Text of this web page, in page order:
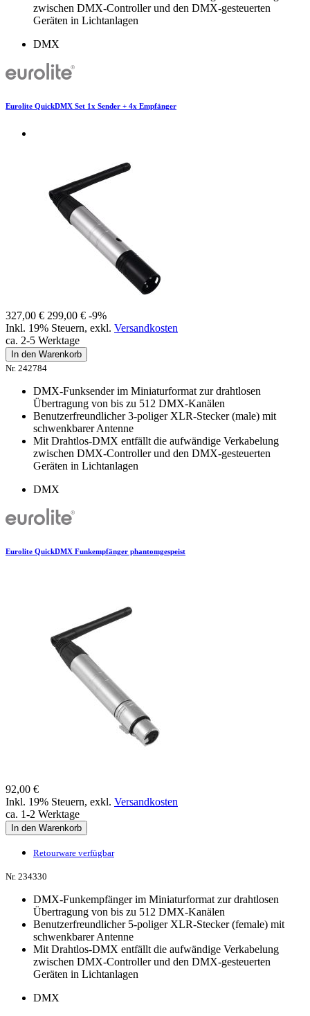
zwischen DMX-Controller und den DMX-gesteuerten
Geräten in Lichtanlagen
DMX
Eurolite QuickDMX Set 1x Sender + 4x Empfänger
327,00 € 299,00 € -9%
Inkl. 19% Steuern, exkl. Versandkosten
ca. 2-5 Werktage
In den Warenkorb
Nr. 242784
DMX-Funksender im Miniaturformat zur drahtlosen
Übertragung von bis zu 512 DMX-Kanälen
Benutzerfreundlicher 3-poliger XLR-Stecker (male) mit
schwenkbarer Antenne
Mit Drahtlos-DMX entfällt die aufwändige Verkabelung
zwischen DMX-Controller und den DMX-gesteuerten
Geräten in Lichtanlagen
DMX
Eurolite QuickDMX Funkempfänger phantomgespeist
92,00 €
Inkl. 19% Steuern, exkl. Versandkosten
ca. 1-2 Werktage
In den Warenkorb
Retourware verfügbar
Nr. 234330
DMX-Funkempfänger im Miniaturformat zur drahtlosen
Übertragung von bis zu 512 DMX-Kanälen
Benutzerfreundlicher 5-poliger XLR-Stecker (female) mit
schwenkbarer Antenne
Mit Drahtlos-DMX entfällt die aufwändige Verkabelung
zwischen DMX-Controller und den DMX-gesteuerten
Geräten in Lichtanlagen
DMX